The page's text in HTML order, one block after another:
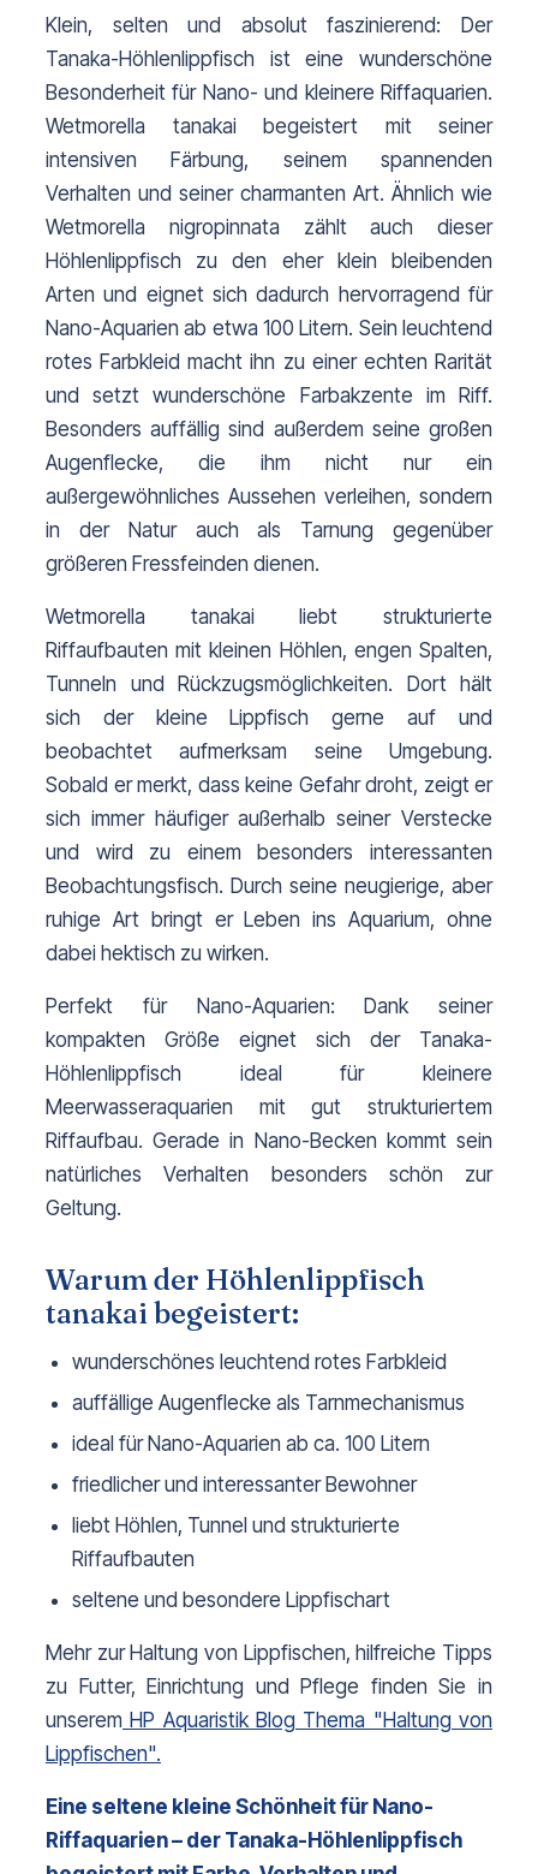
Klein, selten und absolut faszinierend: Der
Tanaka-Höhlenlippfisch ist eine wunderschöne
Besonderheit für Nano- und kleinere Riffaquarien.
Wetmorella tanakai begeistert mit seiner
intensiven Färbung, seinem spannenden
Verhalten und seiner charmanten Art. Ähnlich wie
Wetmorella nigropinnata zählt auch dieser
Höhlenlippfisch zu den eher klein bleibenden
Arten und eignet sich dadurch hervorragend für
Nano-Aquarien ab etwa 100 Litern. Sein leuchtend
rotes Farbkleid macht ihn zu einer echten Rarität
und setzt wunderschöne Farbakzente im Riff.
Besonders auffällig sind außerdem seine großen
Augenflecke, die ihm nicht nur ein
außergewöhnliches Aussehen verleihen, sondern
in der Natur auch als Tarnung gegenüber
größeren Fressfeinden dienen.
Wetmorella tanakai liebt strukturierte
Riffaufbauten mit kleinen Höhlen, engen Spalten,
Tunneln und Rückzugsmöglichkeiten. Dort hält
sich der kleine Lippfisch gerne auf und
beobachtet aufmerksam seine Umgebung.
Sobald er merkt, dass keine Gefahr droht, zeigt er
sich immer häufiger außerhalb seiner Verstecke
und wird zu einem besonders interessanten
Beobachtungsfisch. Durch seine neugierige, aber
ruhige Art bringt er Leben ins Aquarium, ohne
dabei hektisch zu wirken.
Perfekt für Nano-Aquarien: Dank seiner
kompakten Größe eignet sich der Tanaka-
Höhlenlippfisch ideal für kleinere
Meerwasseraquarien mit gut strukturiertem
Riffaufbau. Gerade in Nano-Becken kommt sein
natürliches Verhalten besonders schön zur
Geltung.
Warum der Höhlenlippfisch
tanakai begeistert:
wunderschönes leuchtend rotes Farbkleid
auffällige Augenflecke als Tarnmechanismus
ideal für Nano-Aquarien ab ca. 100 Litern
friedlicher und interessanter Bewohner
liebt Höhlen, Tunnel und strukturierte
Riffaufbauten
seltene und besondere Lippfischart
Mehr zur Haltung von Lippfischen, hilfreiche Tipps
zu Futter, Einrichtung und Pflege finden Sie in
unserem HP Aquaristik Blog Thema "Haltung von
Lippfischen".
Eine seltene kleine Schönheit für Nano-
Riffaquarien – der Tanaka-Höhlenlippfisch